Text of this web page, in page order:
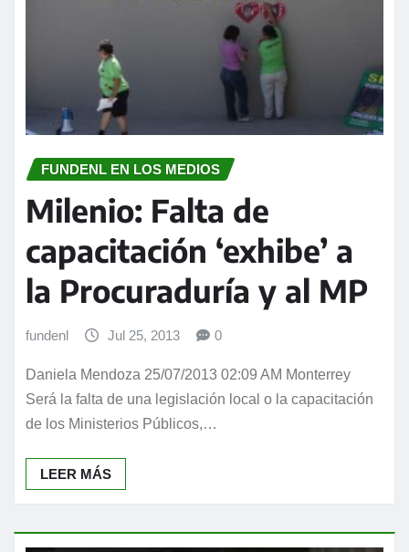
FUNDENL EN LOS MEDIOS
Milenio: Falta de
capacitación ‘exhibe’ a
la Procuraduría y al MP
fundenl Jul 25, 2013 0
Daniela Mendoza 25/07/2013 02:09 AM Monterrey
Será la falta de una legislación local o la capacitación
de los Ministerios Públicos,…
LEER MÁS